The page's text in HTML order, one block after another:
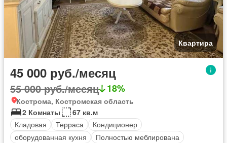
Квартира
45 000 руб./месяц
55 000 руб./месяц 18%
Кострома, Костромская область
2 Комнаты
67 кв.м
Кладовая
Терраса
Кондиционер
оборудованная кухня
Полностью меблирована